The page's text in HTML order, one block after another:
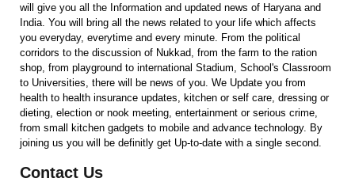
will give you all the Information and updated news of Haryana and
India. You will bring all the news related to your life which affects
you everyday, everytime and every minute. From the political
corridors to the discussion of Nukkad, from the farm to the ration
shop, from playground to international Stadium, School's Classroom
to Universities, there will be news of you. We Update you from
health to health insurance updates, kitchen or self care, dressing or
dieting, election or nook meeting, entertainment or serious crime,
from small kitchen gadgets to mobile and advance technology. By
joining us you will be definitly get Up-to-date with a single second.
Contact Us